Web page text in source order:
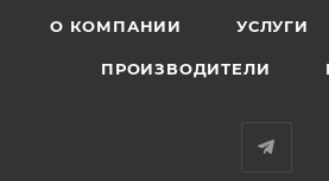
О КОМПАНИИ УСЛУГИ
ПРОИЗВОДИТЕЛИ